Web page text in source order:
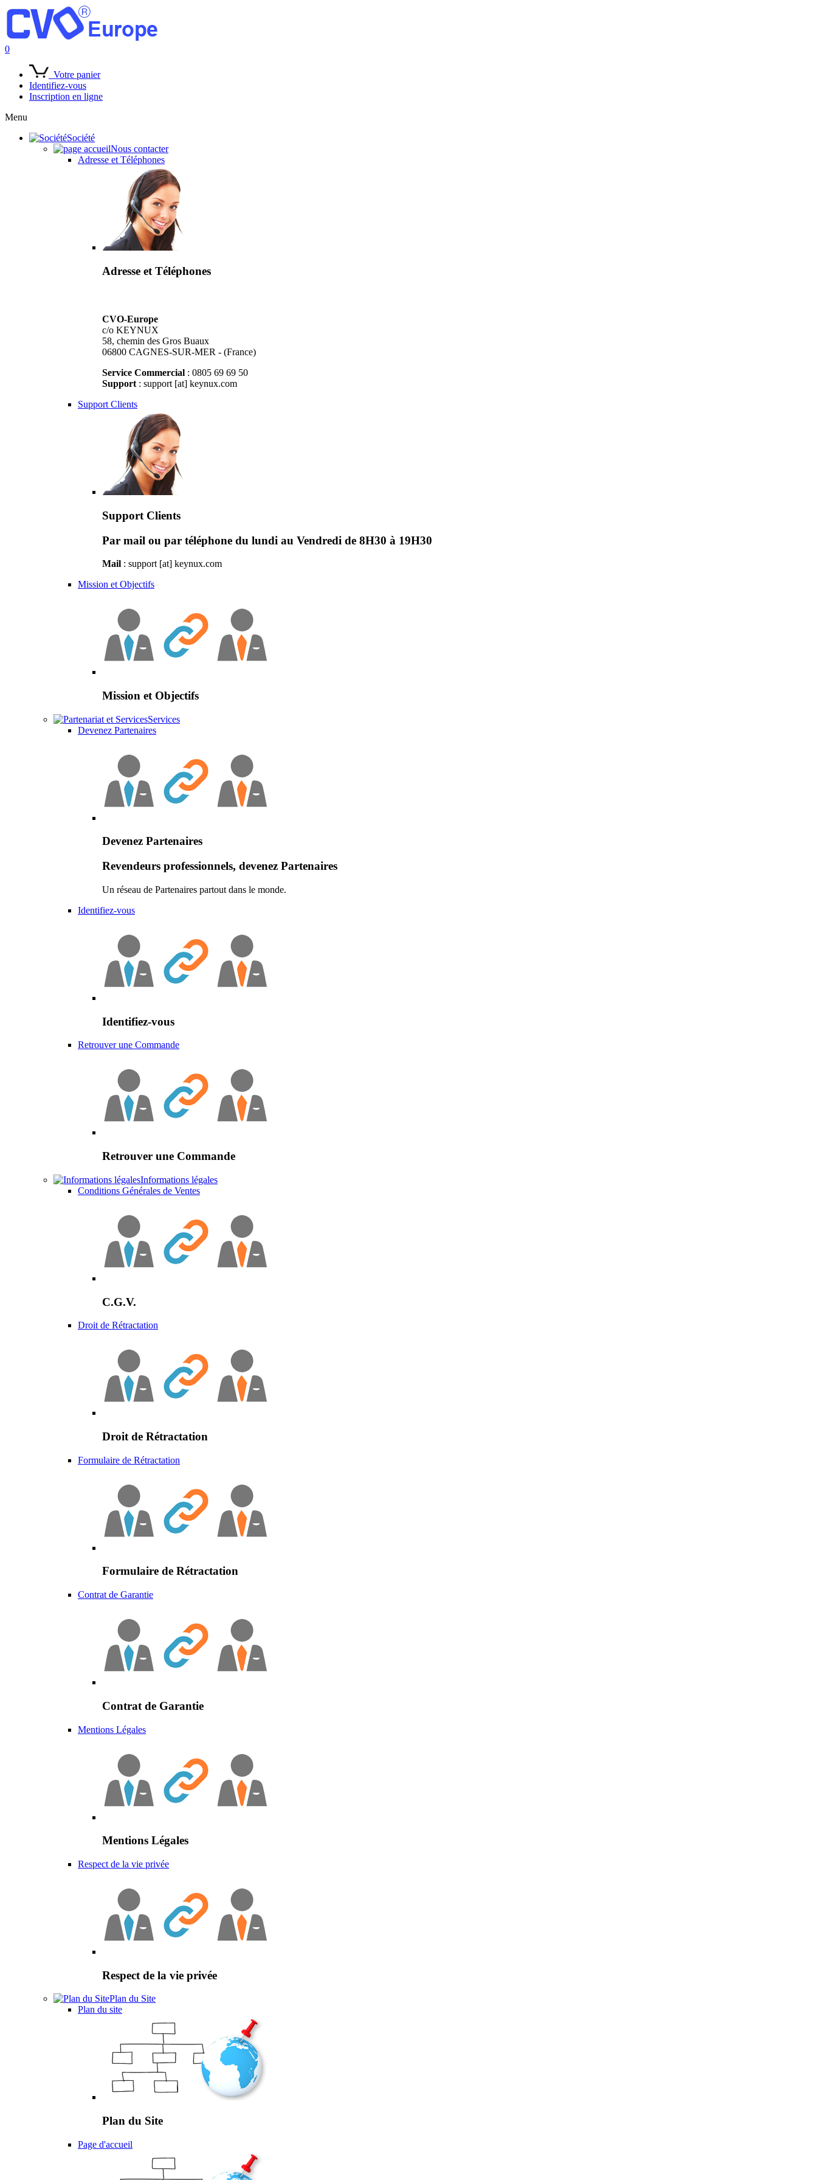
0
Votre panier
Identifiez-vous
Inscription en ligne
Menu
Société
Nous contacter
Adresse et Téléphones
Adresse et Téléphones
CVO-Europe
c/o KEYNUX
58, chemin des Gros Buaux
06800 CAGNES-SUR-MER - (France)
Service Commercial : 0805 69 69 50
Support : support [at] keynux.com
Support Clients
Support Clients
Par mail ou par téléphone du lundi au Vendredi de 8H30 à 19H30
Mail : support [at] keynux.com
Mission et Objectifs
Mission et Objectifs
Services
Devenez Partenaires
Devenez Partenaires
Revendeurs professionnels, devenez Partenaires
Un réseau de Partenaires partout dans le monde.
Identifiez-vous
Identifiez-vous
Retrouver une Commande
Retrouver une Commande
Informations légales
Conditions Générales de Ventes
C.G.V.
Droit de Rétractation
Droit de Rétractation
Formulaire de Rétractation
Formulaire de Rétractation
Contrat de Garantie
Contrat de Garantie
Mentions Légales
Mentions Légales
Respect de la vie privée
Respect de la vie privée
Plan du Site
Plan du site
Plan du Site
Page d'accueil